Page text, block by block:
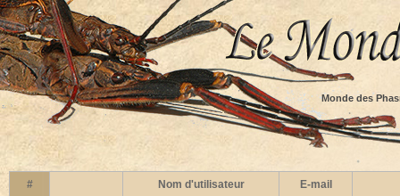
Monde des
# Nom d'utilisateur
E-mail